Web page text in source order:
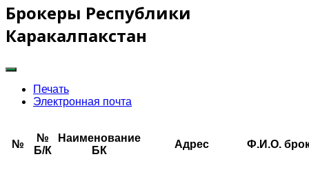
Брокеры Республики
Каракалпакстан
Печать
Электронная почта
№
№
Б/К
Наименование
БК
Адрес Ф.И.О.